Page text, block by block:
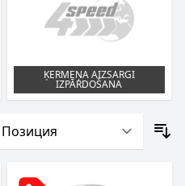
ĶERMEŅA AIZSARGI
IZPĀRDOŠANA